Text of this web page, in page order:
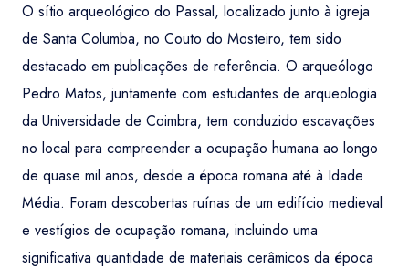
O sítio arqueológico do Passal, localizado junto à igreja
de Santa Columba, no Couto do Mosteiro, tem sido
destacado em publicações de referência. O arqueólogo
Pedro Matos, juntamente com estudantes de arqueologia
da Universidade de Coimbra, tem conduzido escavações
no local para compreender a ocupação humana ao longo
de quase mil anos, desde a época romana até à Idade
Média. Foram descobertas ruínas de um edifício medieval
e vestígios de ocupação romana, incluindo uma
significativa quantidade de materiais cerâmicos da época